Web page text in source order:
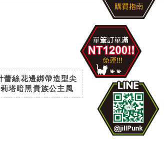
絲花邊綁帶造型尖
塔暗黑貴族公主風